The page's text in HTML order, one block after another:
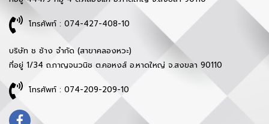
โทรศัพท์ : 074-427-408-10
บริษัท ช ช้าง จำกัด (สาขาคลองหวะ)
ที่อยู่ 1/34 ถ.กาญจนวนิช ต.คอหงส์ อ.หาดใหญ่ จ.สงขลา 90110
โทรศัพท์ : 074-209-209-10